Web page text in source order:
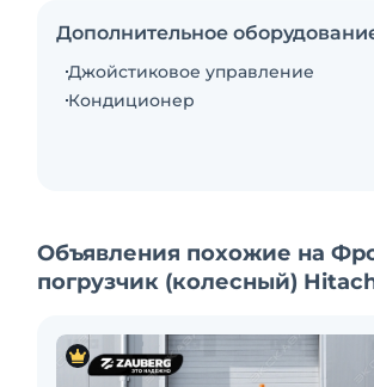
Дополнительное
Джойстиковое управление
Кондиционер
Объявления похожие на
погрузчик (колесный)